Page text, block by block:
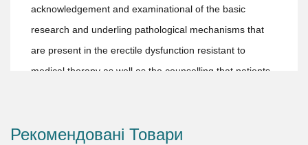
acknowledgement and examinational of the basic
research and underling pathological mechanisms that
are present in the erectile dysfunction resistant to
medical therapy as well as the counselling that patients
penile prosthesis surgery from multiple viewpoints
Рекомендовані Товари